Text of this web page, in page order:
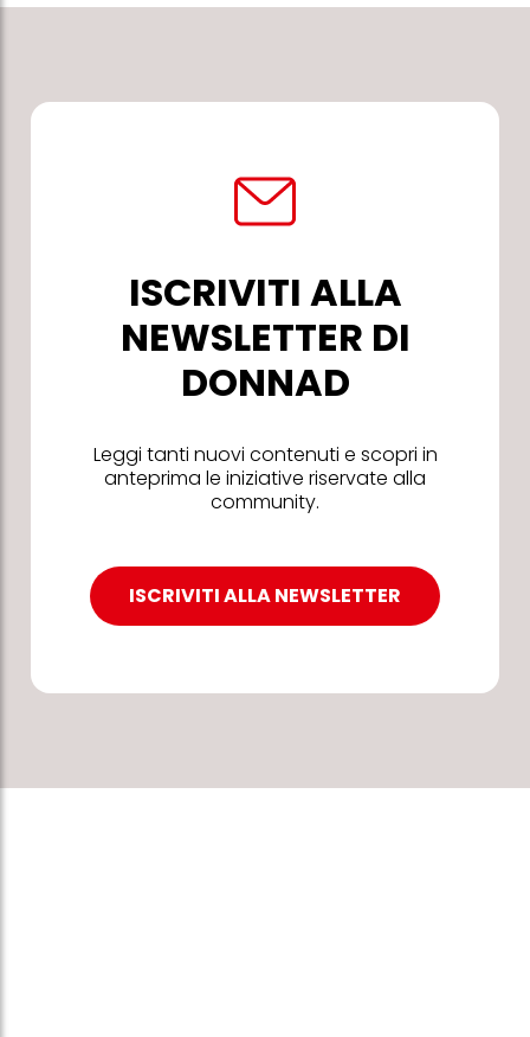
ISCRIVITI ALLA
NEWSLETTER DI
DONNAD
Leggi tanti nuovi contenuti e scopri in
anteprima le iniziative riservate alla
community.
ISCRIVITI ALLA NEWSLETTER